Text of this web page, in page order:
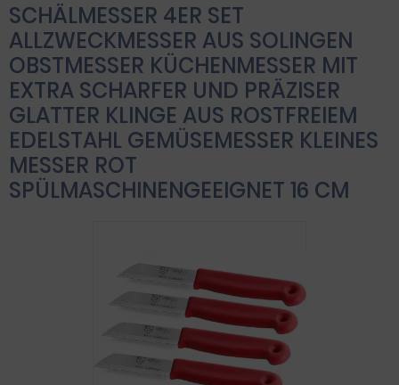
SCHÄLMESSER 4ER SET
ALLZWECKMESSER AUS SOLINGEN
OBSTMESSER KÜCHENMESSER MIT
EXTRA SCHARFER UND PRÄZISER
GLATTER KLINGE AUS ROSTFREIEM
EDELSTAHL GEMÜSEMESSER KLEINES
MESSER ROT
SPÜLMASCHINENGEEIGNET 16 CM